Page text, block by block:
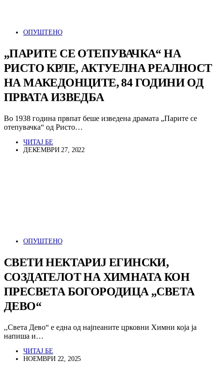
ОПУШТЕНО
„ПАРИТЕ СЕ ОТЕПУВАЧКА“ НА
РИСТО КРЛЕ, АКТУЕЛНА РЕАЛНОСТ
НА МАКЕДОНЦИТЕ, 84 ГОДИНИ ОД
ПРВАТА ИЗВЕДБА
Во 1938 година првпат беше изведена драмата „Парите се
отепувачка“ од Ристо…
ЧИТАЈ БЕ
ДЕКЕМВРИ 27, 2022
ОПУШТЕНО
СВЕТИ НЕКТАРИЈ ЕГИНСКИ,
СОЗДАТЕЛОТ НА ХИМНАТА КОН
ПРЕСВЕТА БОГОРОДИЦА „СВЕТА
ДЕВО“
,,Света Дево“ е една од најпеаните црковни Химни која ја
напиша и…
ЧИТАЈ БЕ
НОЕМВРИ 22, 2025